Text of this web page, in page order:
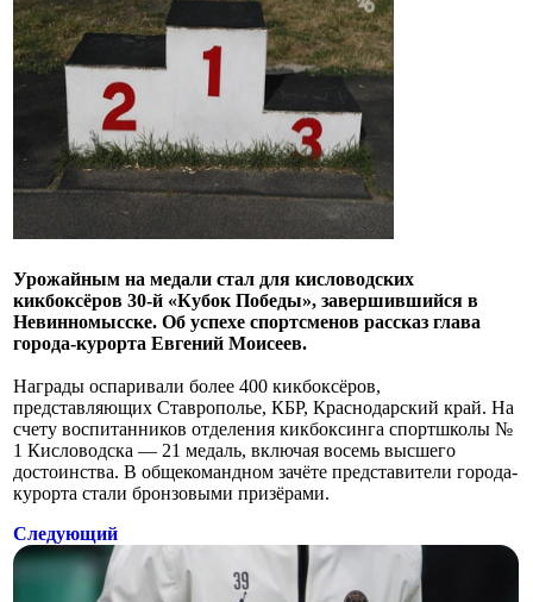
Урожайным на медали стал для кисловодских
кикбоксёров 30-й «Кубок Победы», завершившийся в
Невинномысске. Об успехе спортсменов рассказ глава
города-курорта Евгений Моисеев.
Награды оспаривали более 400 кикбоксёров,
представляющих Ставрополье, КБР, Краснодарский край. На
счету воспитанников отделения кикбоксинга спортшколы №
1 Кисловодска — 21 медаль, включая восемь высшего
достоинства. В общекомандном зачёте представители города-
курорта стали бронзовыми призёрами.
Следующий